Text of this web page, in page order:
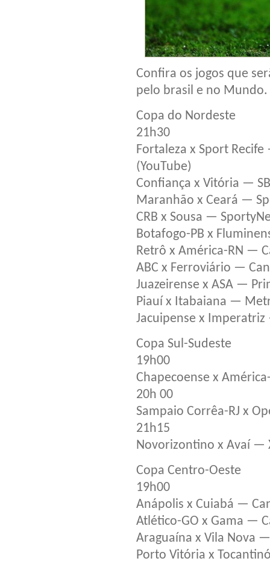
Confira os jogos que
pelo brasil e no Mundo.
Copa do Nordeste
21h30
Fortaleza x Sport
(YouTube)
Confiança x Vitória —
Maranhão x Ceará —
CRB x Sousa —
Botafogo-PB x
Retrô x América-RN —
ABC x Ferroviário —
Juazeirense x ASA —
Piauí x Itabaiana —
Jacuipense x
Copa Sul-Sudeste
19h00
Chapecoense x
20h 00
Sampaio Corrêa-RJ x
21h15
Novorizontino x Avaí —
Copa Centro-Oeste
19h00
Anápolis x Cuiabá —
Atlético-GO x Gama —
Araguaína x Vila Nova
Porto Vitória x